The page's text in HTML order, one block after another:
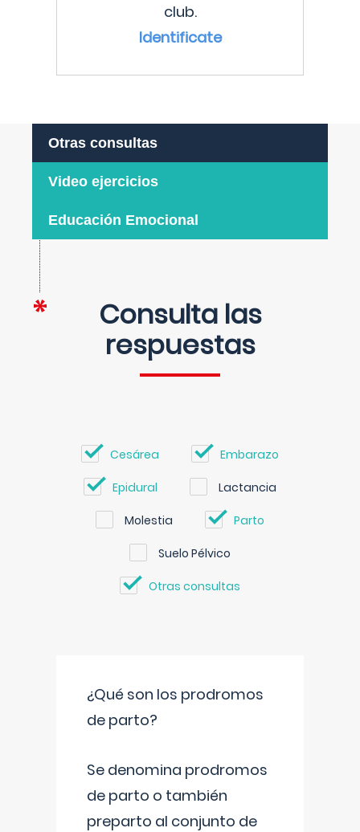
club.
Identificate
Otras consultas
Video ejercicios
Educación Emocional
Consulta las
respuestas
Cesárea Embarazo
Epidural Lactancia
Molestia Parto
Suelo Pélvico
Otras consultas
¿Qué son los prodromos
de parto?
Se denomina prodromos
de parto o también
preparto al conjunto de